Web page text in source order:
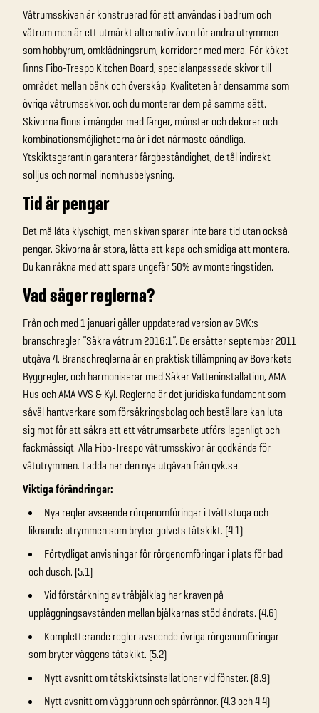
Våtrumsskivan är konstruerad för att användas i badrum och
våtrum men är ett utmärkt alternativ även för andra utrymmen
som hobbyrum, omklädningsrum, korridorer med mera. För köket
finns Fibo-Trespo Kitchen Board, specialanpassade skivor till
området mellan bänk och överskåp. Kvaliteten är densamma som
övriga våtrumsskivor, och du monterar dem på samma sätt.
Skivorna finns i mängder med färger, mönster och dekorer och
kombinationsmöjligheterna är i det närmaste oändliga.
Ytskiktsgarantin garanterar färgbeständighet, de tål indirekt
solljus och normal inomhusbelysning.
Tid är pengar
Det må låta klyschigt, men skivan sparar inte bara tid utan också
pengar. Skivorna är stora, lätta att kapa och smidiga att montera.
Du kan räkna med att spara ungefär 50% av monteringstiden.
Vad säger reglerna?
Från och med 1 januari gäller uppdaterad version av GVK:s
branschregler ”Säkra våtrum 2016:1”. De ersätter september 2011
utgåva 4. Branschreglerna är en praktisk tillämpning av Boverkets
Byggregler, och harmoniserar med Säker Vatteninstallation, AMA
Hus och AMA VVS & Kyl. Reglerna är det juridiska fundament som
såväl hantverkare som försäkringsbolag och beställare kan luta
sig mot för att säkra att ett våtrumsarbete utförs lagenligt och
fackmässigt. Alla Fibo-Trespo våtrumsskivor är godkända för
våtutrymmen. Ladda ner den nya utgåvan från gvk.se.
Viktiga förändringar:
Nya regler avseende rörgenomföringar i tvättstuga och
liknande utrymmen som bryter golvets tätskikt. (4.1)
Förtydligat anvisningar för rörgenomföringar i plats för bad
och dusch. (5.1)
Vid förstärkning av träbjälklag har kraven på
uppläggningsavstånden mellan bjälkarnas stöd ändrats. (4.6)
Kompletterande regler avseende övriga rörgenomföringar
som bryter väggens tätskikt. (5.2)
Nytt avsnitt om tätskiktsinstallationer vid fönster. (8.9)
Nytt avsnitt om väggbrunn och spärrännor. (4.3 och 4.4)